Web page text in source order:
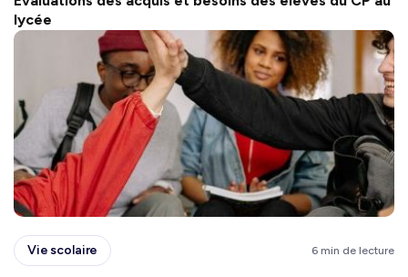
lycée
Vie scolaire 6 min de lecture